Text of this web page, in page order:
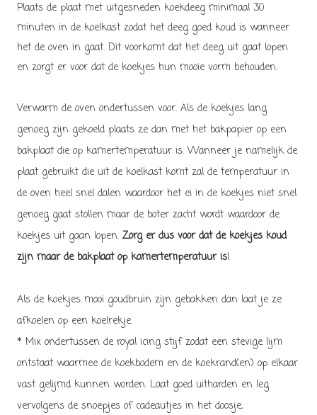
Plaats de plaat met uitgesneden koekdeeg minimaal 30
minuten in de koelkast zodat het deeg goed koud is wanneer
het de oven in gaat. Dit voorkomt dat het deeg uit gaat lopen
en zorgt er voor dat de koekjes hun mooie vorm behouden.
Verwarm de oven ondertussen voor. Als de koekjes lang
genoeg zijn gekoeld plaats ze dan met het bakpapier op een
bakplaat die op kamertemperatuur is. Wanneer je namelijk de
plaat gebruikt die uit de koelkast komt zal de temperatuur in
de oven heel snel dalen waardoor het ei in de koekjes niet snel
genoeg gaat stollen maar de boter zacht wordt waardoor de
koekjes uit gaan lopen. Zorg er dus voor dat de koekjes koud
zijn maar de bakplaat op kamertemperatuur is!
Als de koekjes mooi goudbruin zijn gebakken dan laat je ze
afkoelen op een koelrekje.
* Mix ondertussen de royal icing stijf zodat een stevige lijm
ontstaat waarmee de koekbodem en de koekrand(en) op elkaar
vast gelijmd kunnen worden. Laat goed uitharden en leg
vervolgens de snoepjes of cadeautjes in het doosje,